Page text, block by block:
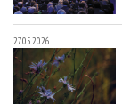
27.05.2026